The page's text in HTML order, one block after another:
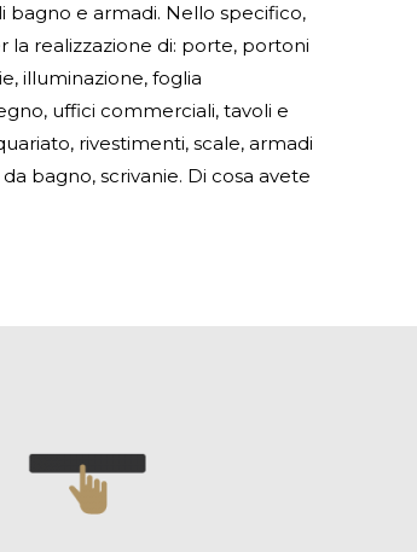
e armadi. Nello specifico,
realizzazione di: porte, portoni
illuminazione, foglia
uffici commerciali, tavoli e
rivestimenti, scale, armadi
bagno, scrivanie. Di cosa avete